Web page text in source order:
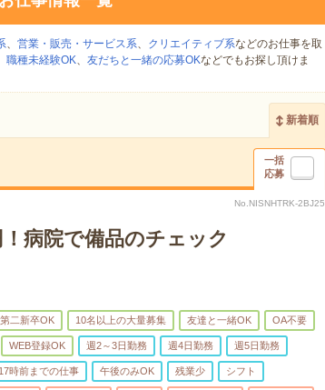
、 営業・販売・サービス系、 クリエイティブ系などのお仕事を取
職種未経験OK、 友だちと一緒の応募OKなどでもお探し頂けま
新着順
一括
応募
No.NISNHTRK-2BJ25
病院で備品のチェック
二新卒OK 10名以上の大量募集 友達と一緒OK OA不要
WEB登録OK 週2～3日勤務 週4日勤務 週5日勤務
17時前までの仕事 午後のみOK 残業少 シフト